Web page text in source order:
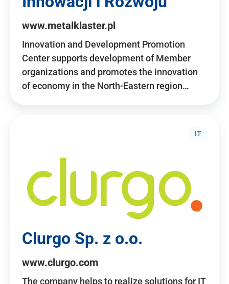
www.metalklaster.pl
Innovation and Development Promotion
Center supports development of Member
organizations and promotes the innovation
of economy in the North-Eastern region…
IT
Clurgo Sp. z o.o.
www.clurgo.com
The company helps to realize solutions for IT